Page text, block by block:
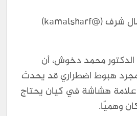
محمد دخوش، أن
لمجرد هبوط اضطراري قد يحدث
علامة هشاشة في كيان يحتاج
وهميًا.